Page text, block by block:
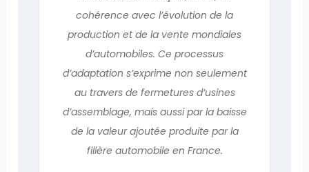
cohérence avec l’évolution de la
production et de la vente mondiales
d’automobiles. Ce processus
d’adaptation s’exprime non seulement
au travers de fermetures d’usines
d’assemblage, mais aussi par la baisse
de la valeur ajoutée produite par la
filière automobile en France.